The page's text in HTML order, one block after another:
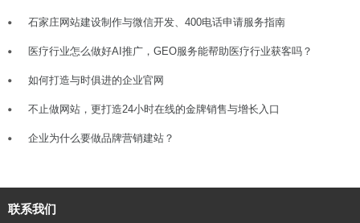
石家庄网站建设制作与微信开发、400电话申请服务指南
医疗行业怎么做好AI推广，GEO服务能帮助医疗行业获客吗？
如何打造与时俱进的企业官网
不止做网站，更打造24小时在线的金牌销售与增长入口
企业为什么要做品牌营销建站？
联系我们